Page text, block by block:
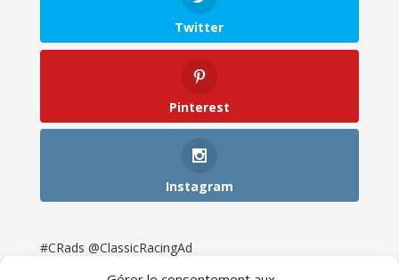
Twitter
Pinterest
Instagram
#CRads @ClassicRacingAd